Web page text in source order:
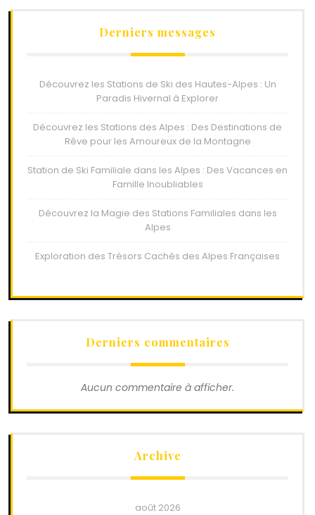
Derniers messages
Découvrez les Stations de Ski des Hautes-Alpes : Un
Paradis Hivernal à Explorer
Découvrez les Stations des Alpes : Des Destinations de
Rêve pour les Amoureux de la Montagne
Station de Ski Familiale dans les Alpes : Des Vacances en
Famille Inoubliables
Découvrez la Magie des Stations Familiales dans les
Alpes
Exploration des Trésors Cachés des Alpes Françaises
Derniers commentaires
Aucun commentaire à afficher.
Archive
août 2026